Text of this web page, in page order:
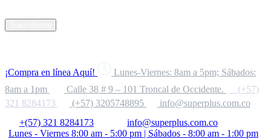
¡Compra en línea Aquí!
Lunes-Viernes: 8am a 5pm; Sábados:
8am a 1pm
Calle 38 # 9 – 101 Troncal de Occidente.
(+57)
321 8284173
(+57) 3205748895
info@superplus.com.co
+(57) 321 8284173
info@superplus.com.co
Lunes - Viernes 8:00 am - 5:00 pm | Sábados - 8:00 am - 1:00 pm